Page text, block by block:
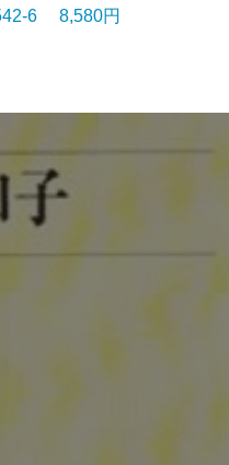
6 8,580円